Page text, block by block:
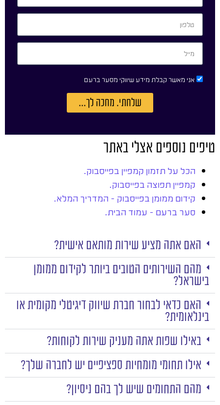
אני מאשר קבלת מידע שיווקי מסער ברעם
שלחתי. מחכה לך...
טיפים נוספים אצלי באתר
הכל על תזמון קמפיין בפייסבוק.
קמפיין תפוצה בפייסבוק.
קידום ממומן בפייסבוק – המדריך המלא.
סער ברעם – עמוד הבית.
האם אתה מציע שירות מותאם אישית?
מהם השירותים הטובים ביותר לקידום ממומן
בישראל?
האם כדאי לבחור חברת שיווק דיגיטלי מקומית או
בינלאומית?
באילו שפות אתה מעניק שירות לקוחות?
אילו תחומי מומחיות ספציפיים יש לחברה שלך?
מהם התחומים שיש לך בהם ניסיון?